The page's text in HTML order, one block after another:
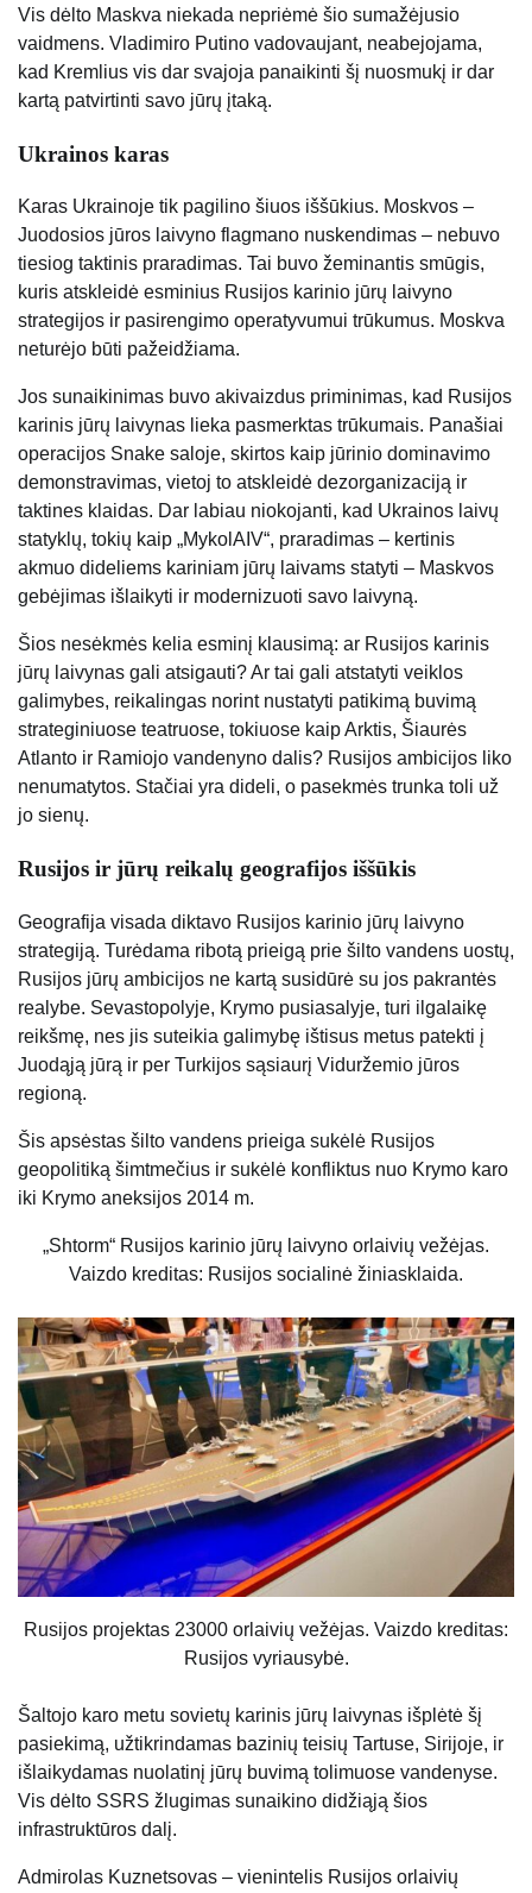
Vis dėlto Maskva niekada nepriėmė šio sumažėjusio
vaidmens. Vladimiro Putino vadovaujant, neabejojama,
kad Kremlius vis dar svajoja panaikinti šį nuosmukį ir dar
kartą patvirtinti savo jūrų įtaką.
Ukrainos karas
Karas Ukrainoje tik pagilino šiuos iššūkius. Moskvos –
Juodosios jūros laivyno flagmano nuskendimas – nebuvo
tiesiog taktinis praradimas. Tai buvo žeminantis smūgis,
kuris atskleidė esminius Rusijos karinio jūrų laivyno
strategijos ir pasirengimo operatyvumui trūkumus. Moskva
neturėjo būti pažeidžiama.
Jos sunaikinimas buvo akivaizdus priminimas, kad Rusijos
karinis jūrų laivynas lieka pasmerktas trūkumais. Panašiai
operacijos Snake saloje, skirtos kaip jūrinio dominavimo
demonstravimas, vietoj to atskleidė dezorganizaciją ir
taktines klaidas. Dar labiau niokojanti, kad Ukrainos laivų
statyklų, tokių kaip „MykolAIV“, praradimas – kertinis
akmuo dideliems kariniam jūrų laivams statyti – Maskvos
gebėjimas išlaikyti ir modernizuoti savo laivyną.
Šios nesėkmės kelia esminį klausimą: ar Rusijos karinis
jūrų laivynas gali atsigauti? Ar tai gali atstatyti veiklos
galimybes, reikalingas norint nustatyti patikimą buvimą
strateginiuose teatruose, tokiuose kaip Arktis, Šiaurės
Atlanto ir Ramiojo vandenyno dalis? Rusijos ambicijos liko
nenumatytos. Stačiai yra dideli, o pasekmės trunka toli už
jo sienų.
Rusijos ir jūrų reikalų geografijos iššūkis
Geografija visada diktavo Rusijos karinio jūrų laivyno
strategiją. Turėdama ribotą prieigą prie šilto vandens uostų,
Rusijos jūrų ambicijos ne kartą susidūrė su jos pakrantės
realybe. Sevastopolyje, Krymo pusiasalyje, turi ilgalaikę
reikšmę, nes jis suteikia galimybę ištisus metus patekti į
Juodąją jūrą ir per Turkijos sąsiaurį Viduržemio jūros
regioną.
Šis apsėstas šilto vandens prieiga sukėlė Rusijos
geopolitiką šimtmečius ir sukėlė konfliktus nuo Krymo karo
iki Krymo aneksijos 2014 m.
„Shtorm“ Rusijos karinio jūrų laivyno orlaivių vežėjas.
Vaizdo kreditas: Rusijos socialinė žiniasklaida.
Rusijos projektas 23000 orlaivių vežėjas. Vaizdo kreditas:
Rusijos vyriausybė.
Šaltojo karo metu sovietų karinis jūrų laivynas išplėtė šį
pasiekimą, užtikrindamas bazinių teisių Tartuse, Sirijoje, ir
išlaikydamas nuolatinį jūrų buvimą tolimuose vandenyse.
Vis dėlto SSRS žlugimas sunaikino didžiąją šios
infrastruktūros dalį.
Admirolas Kuznetsovas – vienintelis Rusijos orlaivių